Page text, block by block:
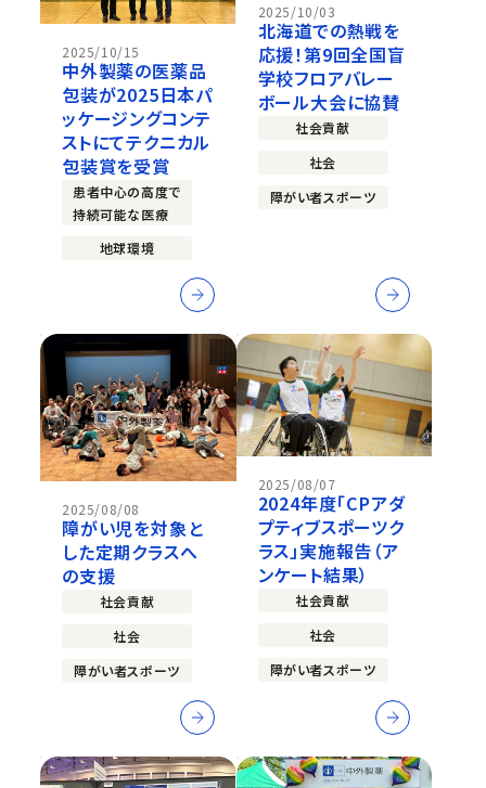
2025/10/15
中外製薬の医薬品
包装が2025日本パ
ッケージングコンテ
ストにてテクニカル
包装賞を受賞
患者中心の高度で
持続可能な医療
地球環境
2025/10/03
北海道での熱戦を
応援！第9回全国盲
学校フロアバレー
ボール大会に協賛
社会貢献
社会
障がい者スポーツ
2025/08/08
障がい児を対象と
した定期クラスへ
の支援
社会貢献
社会
障がい者スポーツ
2025/08/07
2024年度「CPアダ
プティブスポーツク
ラス」実施報告（ア
ンケート結果）
社会貢献
社会
障がい者スポーツ